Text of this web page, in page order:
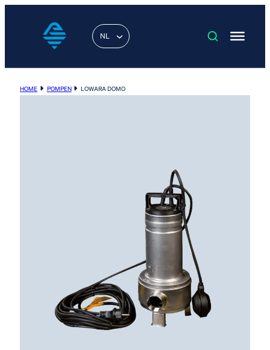
NL
HOME POMPEN LOWARA DOMO